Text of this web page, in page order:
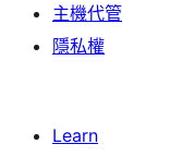
主機代管
隱私權
Learn